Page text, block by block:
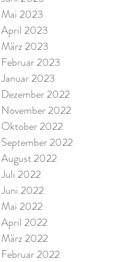
Mai 2023
April 2023
März 2023
Februar 2023
Januar 2023
Dezember 2022
November 2022
Oktober 2022
September 2022
August 2022
Juli 2022
Juni 2022
Mai 2022
April 2022
März 2022
Februar 2022